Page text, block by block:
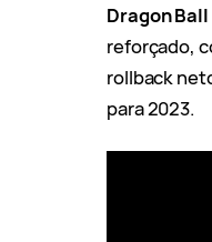
Dragon
reforçado,
rollback
para 2023.